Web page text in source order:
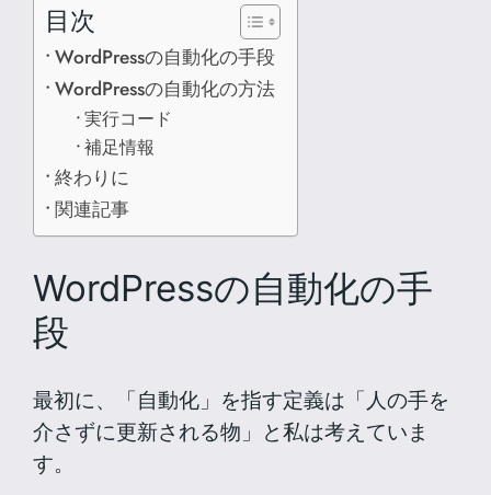
目次
WordPressの自動化の手段
WordPressの自動化の方法
実行コード
補足情報
終わりに
関連記事
WordPressの自動化の手
段
最初に、「自動化」を指す定義は「人の手を
介さずに更新される物」と私は考えていま
す。